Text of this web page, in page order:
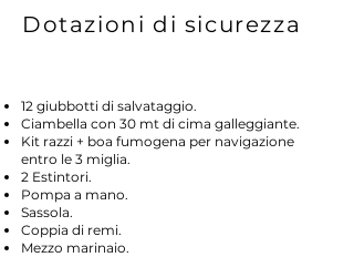
12 giubbotti di salvataggio.
Ciambella con 30 mt di cima galleggiante.
Kit razzi + boa fumogena per navigazione
entro le 3 miglia.
2 Estintori.
Pompa a mano.
Sassola.
Coppia di remi.
Mezzo marinaio.
Dotazioni di sicurezza